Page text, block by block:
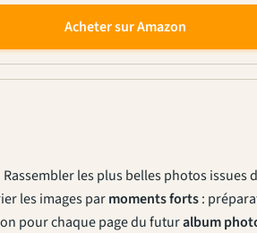
Acheter sur Amazon
les plus belles photos issues
les images parmoments forts:
pour chaque page du futuralbum